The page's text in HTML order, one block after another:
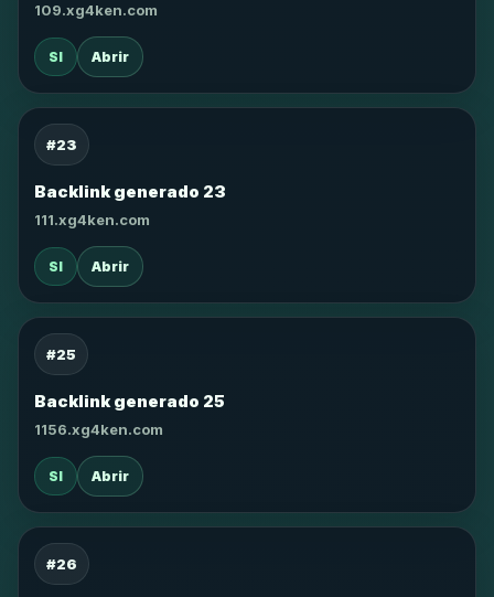
109.xg4ken.com
SI Abrir
#23
Backlink generado 23
111.xg4ken.com
SI Abrir
#25
Backlink generado 25
1156.xg4ken.com
SI Abrir
#26